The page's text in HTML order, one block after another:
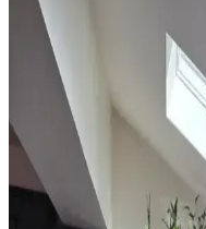
Ev dekorasyonunda halı
mekanın atmosferini
uyum, yaşam alanına
Yatak Odası Perde
Estetik ve Fonksiyonel
Yatak odası perdelerinde
estetiğini ve enerji
perde çubuğu destekleriyle